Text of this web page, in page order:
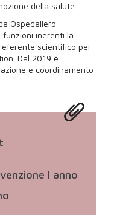
della salute.
Ospedaliero
inerenti la
scientifico per
Dal 2019 è
e coordinamento
I anno